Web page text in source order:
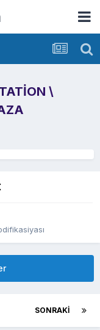
\
SONRAKI